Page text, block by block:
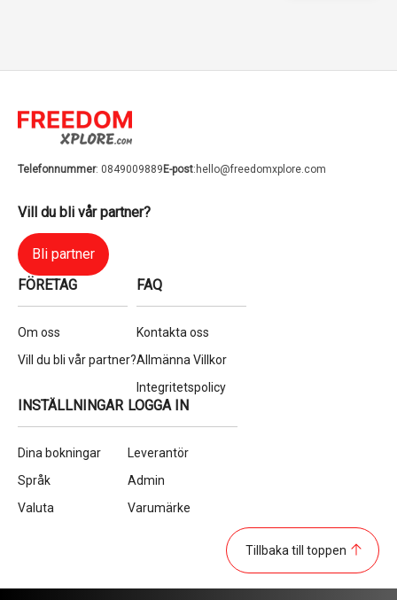
Telefonnummer: 0849009889 E-post: hello@freedomxplore.com
Vill du bli vår partner?
Bli partner
FÖRETAG
Om oss
Vill du bli vår partner?
FAQ
Kontakta oss
Allmänna Villkor
Integritetspolicy
INSTÄLLNINGAR
Dina bokningar
Språk
Valuta
LOGGA IN
Leverantör
Admin
Varumärke
Tillbaka till toppen